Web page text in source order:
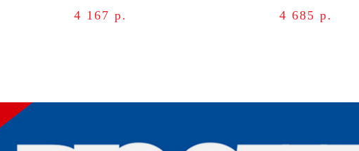
4 167 р. 4 685 р.